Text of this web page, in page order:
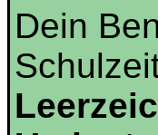
Dein